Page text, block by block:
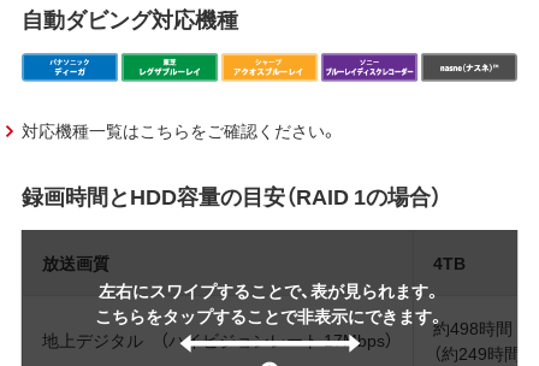
自動ダビング対応機種
対応機種一覧はこちらをご確認ください。
録画時間とHDD容量の目安（RAID 1の場合）
左右にスワイプすることで、表が見られます。
こちらをタップすることで非表示にできます。
放送画質 4TB
地上デジタル （ハイビジョンレート 17Mbps）
約498時間
（約249時間）